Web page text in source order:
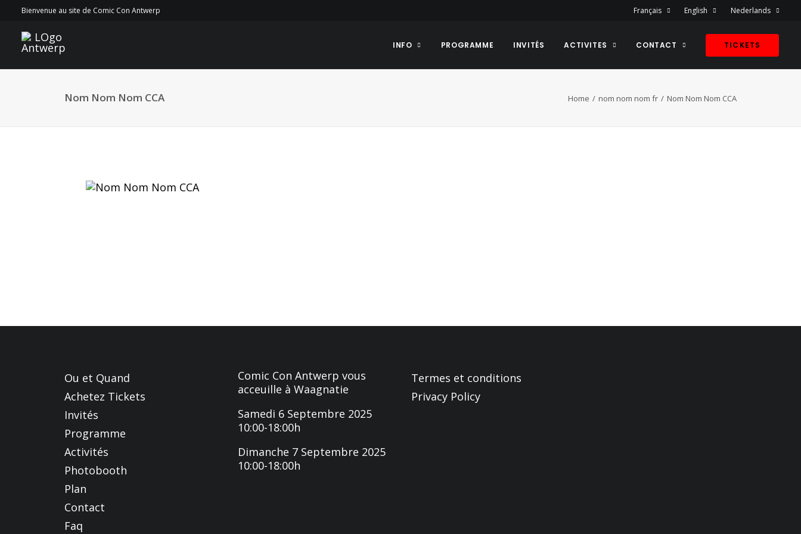
Bienvenue au site de Comic Con Antwerp Français English Nederlands
INFO PROGRAMME INVITÉS ACTIVITES CONTACT TICKETS
Nom Nom Nom CCA Home nom nom nom fr Nom Nom Nom CCA
Ou et Quand
Achetez Tickets
Invités
Programme
Activités
Photobooth
Plan
Contact
Faq
Comic Con Antwerp vous
acceuille à Waagnatie
Samedi 6 Septembre 2025
10:00-18:00h
Dimanche 7 Septembre 2025
10:00-18:00h
Termes et conditions
Privacy Policy